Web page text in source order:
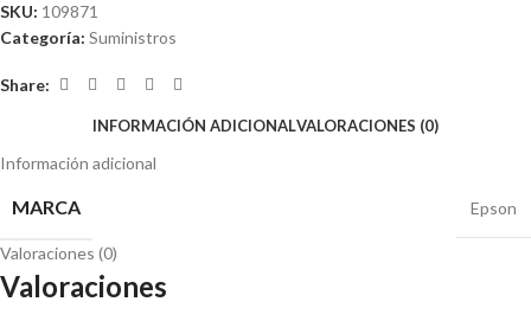
SKU: 109871
Categoría: Suministros
Share:
INFORMACIÓN ADICIONALVALORACIONES (0)
Información adicional
MARCA Epson
Valoraciones (0)
Valoraciones